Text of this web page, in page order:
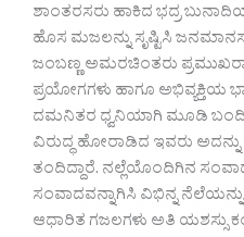
ಶಾಂತರಸರು ಹಾಕಿದ ಭದ್ರ
ಹೊಸ ಮಜಲನ್ನು ಸೃಷ್ಟಿಸಿ
ಜಂಬಣ್ಣ ಅಮರಚಿಂತರು
ಪ್ರಯೋಗಗಳು ಹಾಗೂ ಅಭಿವ್ಯಕ್ತಿಯ
ದಮನಿತರ ಧ್ವನಿಯಾಗಿ ಮೂಡಿ
ವಿರುದ್ಧ ಹೋರಾಡಿದ ಇವರು ಅದನ್ನು
ತಂದಿದ್ದಾರೆ. ನಲ್ಲೆಯೊಂದಿಗಿನ
ಸಂವಾದವನ್ನಾಗಿಸಿ ವಿಭಿನ್ನ
ಆಧಾರಿತ ಗಜಲಗಳು ಅತಿ ಯಶಸ್ಸು